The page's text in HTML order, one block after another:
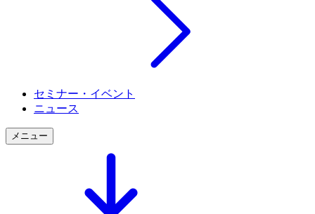
セミナー・イベント
ニュース
メニュー